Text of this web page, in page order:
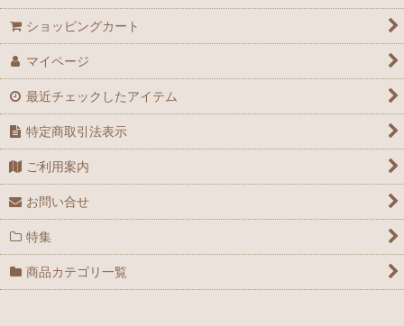
ショッピングカート
マイページ
最近チェックしたアイテム
特定商取引法表示
ご利用案内
お問い合せ
特集
商品カテゴリ一覧